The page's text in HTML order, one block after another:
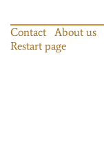
Contact About us
Restart page